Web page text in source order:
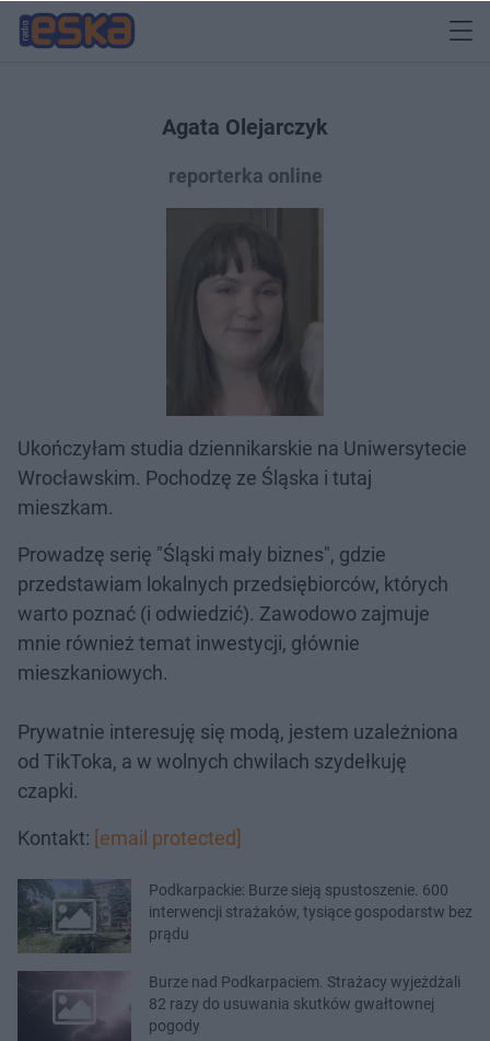
Agata Olejarczyk
reporterka online
Ukończyłam studia dziennikarskie na Uniwersytecie
Wrocławskim. Pochodzę ze Śląska i tutaj
mieszkam.
Prowadzę serię "Śląski mały biznes", gdzie
przedstawiam lokalnych przedsiębiorców, których
warto poznać (i odwiedzić). Zawodowo zajmuje
mnie również temat inwestycji, głównie
mieszkaniowych.
Prywatnie interesuję się modą, jestem uzależniona
od TikToka, a w wolnych chwilach szydełkuję
czapki.
Kontakt: [email protected]
Podkarpackie: Burze sieją spustoszenie. 600
interwencji strażaków, tysiące gospodarstw bez
prądu
Burze nad Podkarpaciem. Strażacy wyjeżdżali
82 razy do usuwania skutków gwałtownej
pogody